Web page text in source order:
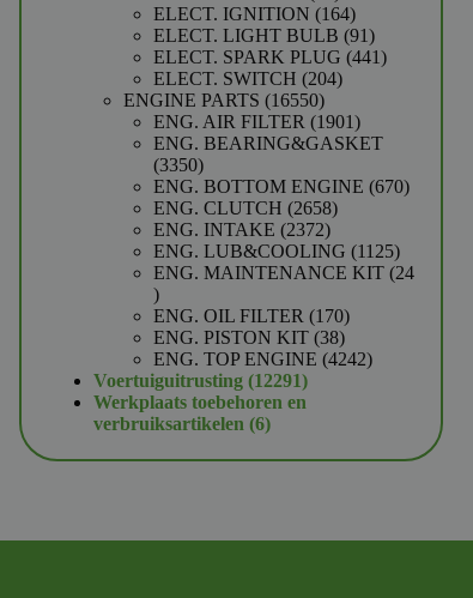
producten
ELECT. IGNITION 164164
producten
ELECT. LIGHT BULB 9191
producten
ELECT. SPARK PLUG 441441
ELECT. SWITCH 204204
ENGINE PARTS 1655016550
producten
ENG. AIR FILTER 19011901
producten
ENG. BEARING&GASKET
33503350
producten
ENG. BOTTOM ENGINE 670670
ENG. CLUTCH 26582658
ENG. INTAKE 23722372
producten
ENG. LUB&COOLING 11251125
producten
ENG. MAINTENANCE KIT 24
24
producten
ENG. OIL FILTER 170170
producten
ENG. PISTON KIT 3838
producten
ENG. TOP ENGINE 42424242
Voertuiguitrusting 1229112291
producten
Werkplaats toebehoren en
verbruiksartikelen 66